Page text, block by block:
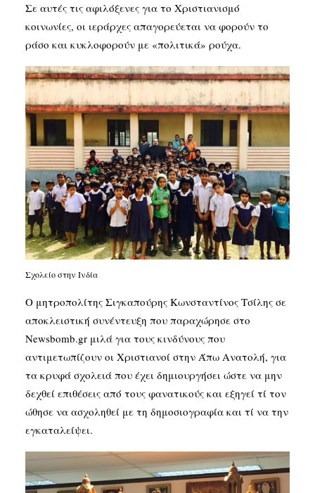
Σε αυτές τις αφιλόξενες για το Χριστιανισμό
κοινωνίες, οι ιεράρχες απαγορεύεται να φορούν το
ράσο και κυκλοφορούν με «πολιτικά» ρούχα.
Σχολείο στην Ινδία
Ο μητροπολίτης Σιγκαπούρης Κωνσταντίνος Τσίλης σε
αποκλειστική συνέντευξη που παραχώρησε στο
Newsbomb.gr μιλά για τους κινδύνους που
αντιμετωπίζουν οι Χριστιανοί στην Άπω Ανατολή, για
τα κρυφά σχολειά που έχει δημιουργήσει ώστε να μην
δεχθεί επιθέσεις από τους φανατικούς και εξηγεί τί τον
ώθησε να ασχοληθεί με τη δημοσιογραφία και τί να την
εγκαταλείψει.